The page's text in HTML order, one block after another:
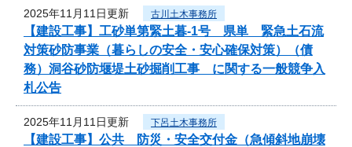
2025年11月11日更新 古川土木事務所
【建設工事】工砂単第緊土暮-1号 県単 緊急土石流
対策砂防事業（暮らしの安全・安心確保対策）（債
務）洞谷砂防堰堤土砂掘削工事 に関する一般競争入
札公告
2025年11月11日更新 下呂土木事務所
【建設工事】公共 防災・安全交付金（急傾斜地崩壊